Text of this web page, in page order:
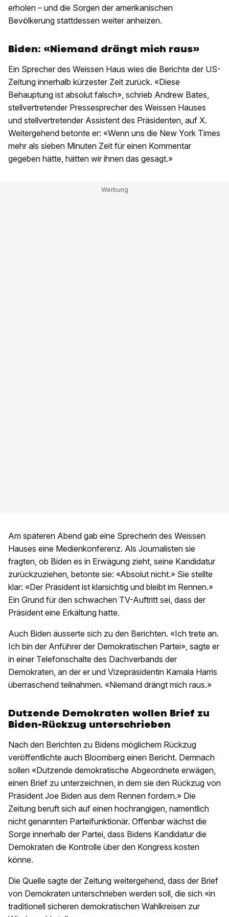
erholen – und die Sorgen der amerikanischen
Bevölkerung stattdessen weiter anheizen.
Biden: «Niemand drängt mich raus»
Ein Sprecher des Weissen Haus wies die Berichte der US-
Zeitung innerhalb kürzester Zeit zurück. «Diese
Behauptung ist absolut falsch», schrieb Andrew Bates,
stellvertretender Pressesprecher des Weissen Hauses
und stellvertretender Assistent des Präsidenten, auf X.
Weitergehend betonte er: «Wenn uns die New York Times
mehr als sieben Minuten Zeit für einen Kommentar
gegeben hätte, hätten wir ihnen das gesagt.»
Am späteren Abend gab eine Sprecherin des Weissen
Hauses eine Medienkonferenz. Als Journalisten sie
fragten, ob Biden es in Erwägung zieht, seine Kandidatur
zurückzuziehen, betonte sie: «Absolut nicht.» Sie stellte
klar: «Der Präsident ist klarsichtig und bleibt im Rennen.»
Ein Grund für den schwachen TV-Auftritt sei, dass der
Präsident eine Erkältung hatte.
Auch Biden äusserte sich zu den Berichten. «Ich trete an.
Ich bin der Anführer der Demokratischen Partei», sagte er
in einer Telefonschalte des Dachverbands der
Demokraten, an der er und Vizepräsidentin Kamala Harris
überraschend teilnahmen. «Niemand drängt mich raus.»
Dutzende Demokraten wollen Brief zu
Biden-Rückzug unterschrieben
Nach den Berichten zu Bidens möglichem Rückzug
veröffentlichte auch Bloomberg einen Bericht. Demnach
sollen «Dutzende demokratische Abgeordnete erwägen,
einen Brief zu unterzeichnen, in dem sie den Rückzug von
Präsident Joe Biden aus dem Rennen fordern.» Die
Zeitung beruft sich auf einen hochrangigen, namentlich
nicht genannten Parteifunktionär. Offenbar wächst die
Sorge innerhalb der Partei, dass Bidens Kandidatur die
Demokraten die Kontrolle über den Kongress kosten
könne.
Die Quelle sagte der Zeitung weitergehend, dass der Brief
von Demokraten unterschrieben werden soll, die sich «in
traditionell sicheren demokratischen Wahlkreisen zur